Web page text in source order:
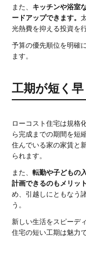
また、 キッチンや浴室
ードアップできます。
光熱費を抑える投資を
予算の優先順位を明確
ます。
工期が短く
ローコスト住宅は規格
ら完成までの期間を短
住んでいる家の家賃と
られます。
また、 転勤や子どもの
計画できるのもメリット
め、引越しにともなう
う。
新しい生活をスピーデ
住宅の短い工期は魅力で